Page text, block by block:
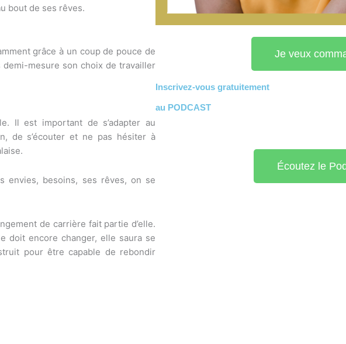
bout de ses rêves.
grâce à un coup de pouce de
demi-mesure son choix de travailler
Il est important de s’adapter au
de s’écouter et ne pas hésiter à
envies, besoins, ses rêves, on se
de carrière fait partie d’elle.
doit encore changer, elle saura se
pour être capable de rebondir
Je veux
Inscrivez-vous gratuitement
au PODCAST
Écoutez le